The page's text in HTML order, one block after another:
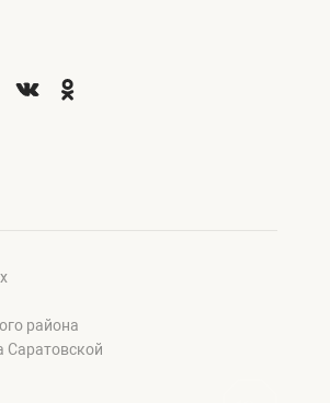
района
Саратовской